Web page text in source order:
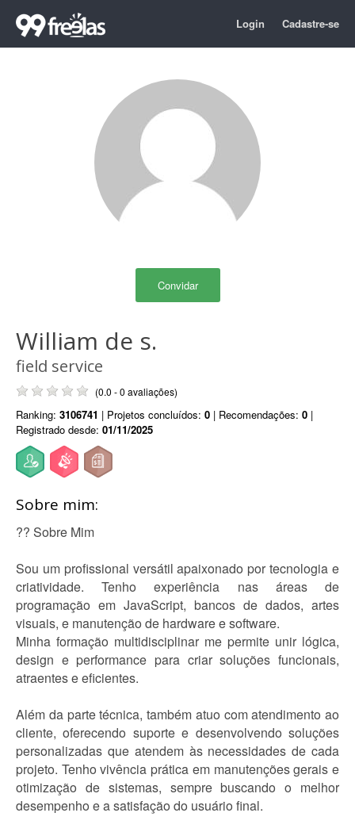
Login Cadastre-se
Convidar
William de s.
field service
(0.0 - 0 avaliações)
Ranking: 3106741 | Projetos concluídos: 0 | Recomendações: 0 |
Registrado desde: 01/11/2025
Sobre mim:
?‍? Sobre Mim
Sou um profissional versátil apaixonado por tecnologia e
criatividade. Tenho experiência nas áreas de
programação em JavaScript, bancos de dados, artes
visuais, e manutenção de hardware e software.
Minha formação multidisciplinar me permite unir lógica,
design e performance para criar soluções funcionais,
atraentes e eficientes.
Além da parte técnica, também atuo com atendimento ao
cliente, oferecendo suporte e desenvolvendo soluções
personalizadas que atendem às necessidades de cada
projeto. Tenho vivência prática em manutenções gerais e
otimização de sistemas, sempre buscando o melhor
desempenho e a satisfação do usuário final.